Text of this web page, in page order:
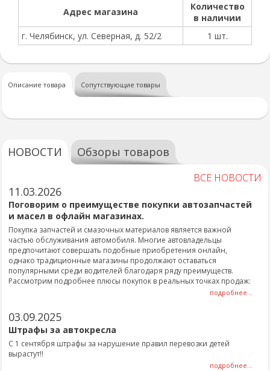
Адрес магазина
Количество
в наличии
г. Челябинск, ул. Северная, д. 52/2
1 шт.
Описание товара Сопутствующие товары
НОВОСТИ Обзоры товаров
ВСЕ НОВОСТИ
11.03.2026
Поговорим о преимуществе покупки автозапчастей
и масел в офлайн магазинах.
Покупка запчастей и смазочных материалов является важной
частью обслуживания автомобиля. Многие автовладельцы
предпочитают совершать подобные приобретения онлайн,
однако традиционные магазины продолжают оставаться
популярными среди водителей благодаря ряду преимуществ.
Рассмотрим подробнее плюсы покупок в реальных точках продаж:
подробнее...
03.09.2025
Штрафы за автокресла
С 1 сентября штрафы за нарушение правил перевозки детей
вырастут!!
подробнее...